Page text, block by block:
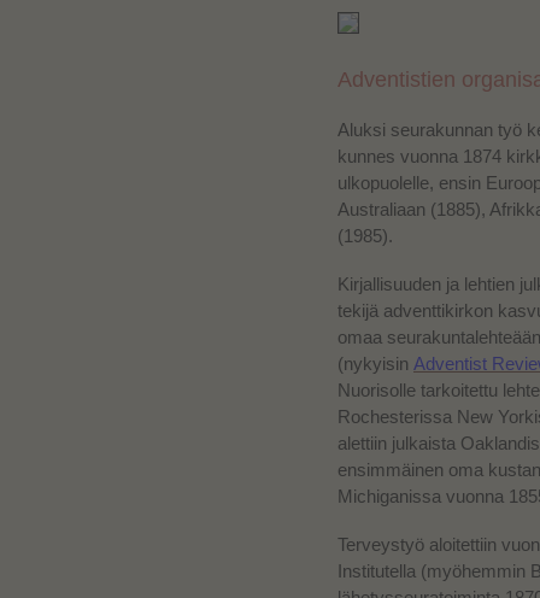
Adventistien
Aluksi seurakunnan työ
kunnes vuonna 1874
ulkopuolelle, ensin
Australiaan (1885),
(1985).
Kirjallisuuden ja lehtien
tekijä adventtikirkon
omaa
(nykyisin Adventist
Nuorisolle tarkoitettu
Rochesterissa New
alettiin julkaista
ensimmäinen oma
Michiganissa vuonna
Terveystyö aloitettiin
Institutella (myöhemmin